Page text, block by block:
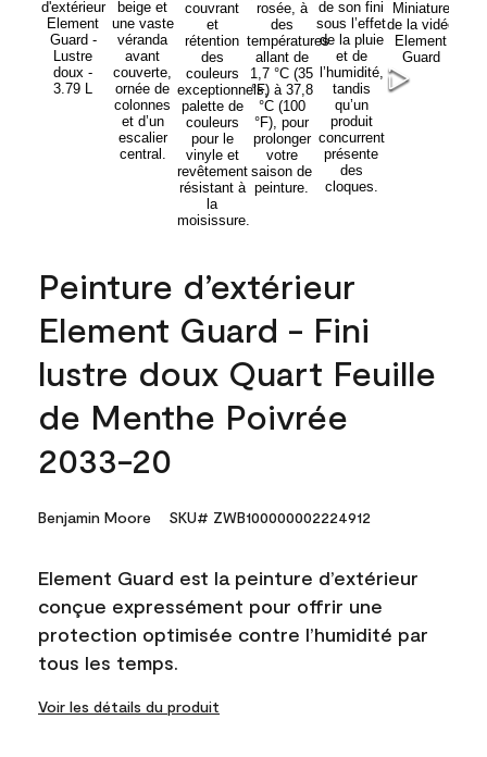
Peinture d’extérieur
Element Guard - Fini
lustre doux Quart Feuille
de Menthe Poivrée
2033-20
Benjamin Moore SKU# ZWB100000002224912
Element Guard est la peinture d’extérieur
conçue expressément pour offrir une
protection optimisée contre l’humidité par
tous les temps.
Voir les détails du produit